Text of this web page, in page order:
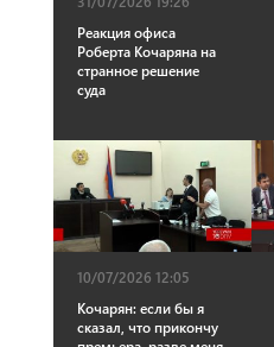
Реакция офиса
Роберта Кочаряна на
странное решение
суда
10/07/2026 12:05
Кочарян: если бы я
сказал, что прикончу